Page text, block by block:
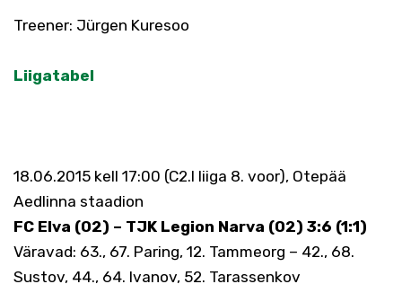
Treener: Jürgen Kuresoo
Liigatabel
18.06.2015 kell 17:00 (C2.I liiga 8. voor), Otepää
Aedlinna staadion
FC Elva (02) – TJK Legion Narva (02) 3:6 (1:1)
Väravad: 63., 67. Paring, 12. Tammeorg – 42., 68.
Sustov, 44., 64. Ivanov, 52. Tarassenkov